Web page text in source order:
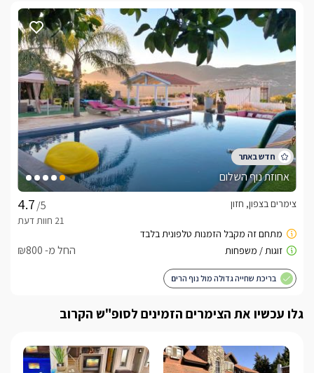
אחוזת נוף השלום
/5
צימרים בצפון, חזון
החל מ- ₪800
בריכת שחייה גדולה מול נוף הרים
גלו עכשיו את הצימרים הזמינים לסופ"ש הקרוב